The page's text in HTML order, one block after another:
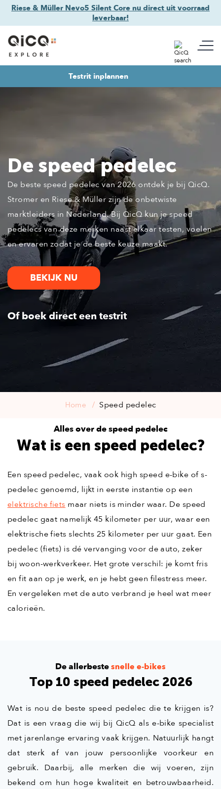
Riese & Müller Nevo5 Silent Core nu direct uit voorraad
leverbaar!
Testrit inplannen
De speed pedelec
De beste speed pedelec van 2026 ontdek je bij QicQ.
Stromer en Riese & Müller zijn de onbetwiste
marktleiders in Nederland. Bij QicQ kun je speed
pedelecs van deze merken naast elkaar testen, voelen
en ervaren zodat je de beste keuze maakt.
BEKIJK NU
Of boek direct een testrit
Home Speed pedelec
Alles over de speed pedelec
Wat is een speed pedelec?
Een speed pedelec, vaak ook high speed e-bike of s-
pedelec genoemd, lijkt in eerste instantie op een
elektrische fiets maar niets is minder waar. De speed
pedelec gaat namelijk 45 kilometer per uur, waar een
elektrische fiets slechts 25 kilometer per uur gaat. Een
pedelec (fiets) is dé vervanging voor de auto, zeker
bij woon-werkverkeer. Het grote verschil: je komt fris
en fit aan op je werk, en je hebt geen filestress meer.
En vergeleken met de auto verbrand je heel wat meer
calorieën.
De allerbestesnelle e-bikes
Top 10 speed pedelec 2026
Wat is nou de beste speed pedelec die te krijgen is?
Dat is een vraag die wij bij QicQ als e-bike specialist
met jarenlange ervaring vaak krijgen. Natuurlijk hangt
dat sterk af van jouw persoonlijke voorkeur en
gebruik. Daarbij, alle merken die wij voeren, zijn
bekend om hun hoge kwaliteit en betrouwbaarheid.